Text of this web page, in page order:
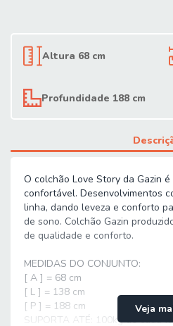
Altura 68 cm
Profundidade 188 cm
O colchão Love Story da Gazin
confortável. Desenvolvimentos
linha, dando leveza e conforto
de sono. Colchão Gazin
de qualidade e conforto.
MEDIDAS DO CONJUNTO:
[ A ] = 68 cm
[ L ] = 138 cm
[ P ] = 188 cm
SUPORTA ATÉ: 100kg de cada
Veja